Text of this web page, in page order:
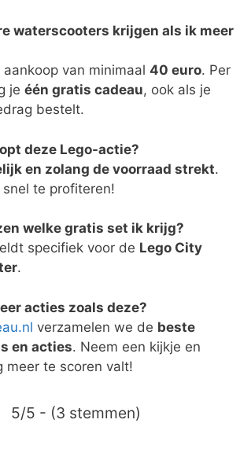
waterscooters krijgen als ik meer
van minimaal 40 euro. Per
je één gratis cadeau, ook als je
bestelt.
deze Lego-actie?
en zolang de voorraad strekt.
te profiteren!
welke gratis set ik krijg?
specifiek voor de Lego City
.
acties zoals deze?
verzamelen we de beste
en acties. Neem een kijkje en
meer te scoren valt!
5/5 - (3 stemmen)